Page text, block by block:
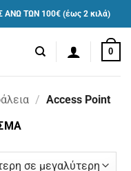
ΤΩΝ 100€ (έως 2 κιλά)
0
/ Access Point